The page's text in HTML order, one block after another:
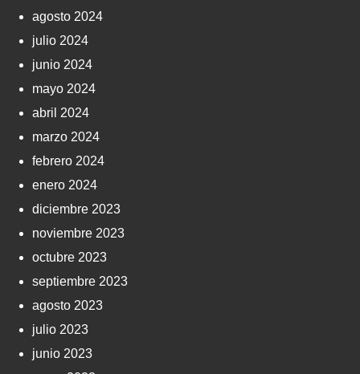
agosto 2024
julio 2024
junio 2024
mayo 2024
abril 2024
marzo 2024
febrero 2024
enero 2024
diciembre 2023
noviembre 2023
octubre 2023
septiembre 2023
agosto 2023
julio 2023
junio 2023